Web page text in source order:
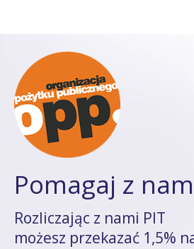
Pomagaj z
Rozliczając z nami PIT
możesz przekazać 1,5%